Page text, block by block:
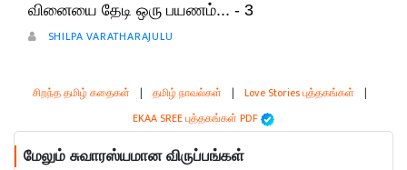
வினையை தேடி ஒரு பயணம்... - 3
SHILPA VARATHARAJULU
சிறந்த தமிழ் கதைகள் | தமிழ் நாவல்கள் | Love Stories புத்தகங்கள் |
EKAA SREE புத்தகங்கள் PDF
மேலும் சுவாரஸ்யமான விருப்பங்கள்